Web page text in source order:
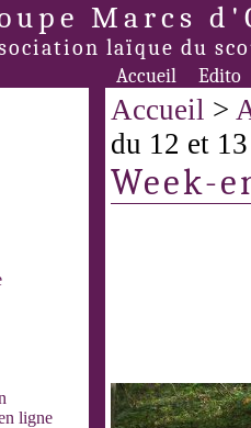
Marcs
laïque du
Accueil Edito
ligne
Accueil >
du 12 et
Week-